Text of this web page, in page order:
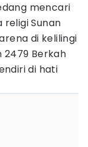
mencari
Sunan
di kelilingi
2479 Berkah
di hati